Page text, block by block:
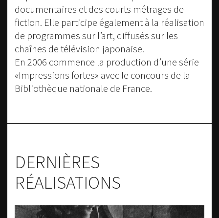
documentaires et des courts métrages de
fiction. Elle participe également à la réalisation
de programmes sur l’art, diffusés sur les
chaînes de télévision japonaise.
En 2006 commence la production d’une série
«Impressions fortes» avec le concours de la
Bibliothèque nationale de France.
DERNIÈRES
RÉALISATIONS